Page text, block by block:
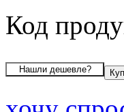
Код